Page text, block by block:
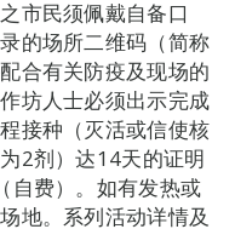
市民须佩戴自备口
的场所二维码（简称
合有关防疫及现场的
坊人士必须出示完成
接种（灭活或信使核
2剂）达14天的证明
自费）。如有发热或
地。系列活动详情及